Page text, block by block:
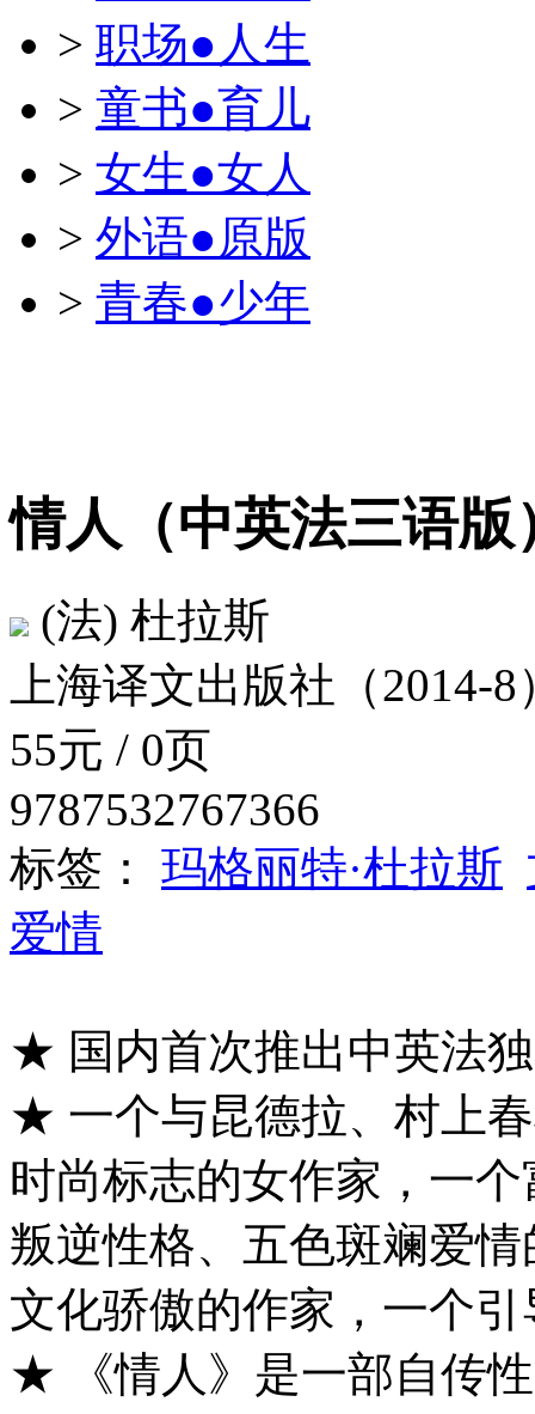
> 职场●人生
> 童书●育儿
> 女生●女人
> 外语●原版
> 青春●少年
情人（中英法三语
(法) 杜拉斯
上海译文出版社（2014-8
55元 / 0页
9787532767366
标签： 玛格丽特·杜拉斯
爱情
★ 国内首次推出中英法
★ 一个与昆德拉、村上
时尚标志的女作家，一
叛逆性格、五色斑斓爱
文化骄傲的作家，一个
★ 《情人》是一部自传